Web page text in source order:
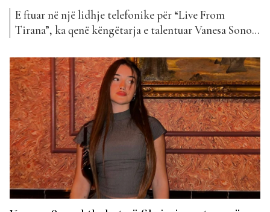
E ftuar në një lidhje telefonike për “Live From
Tirana”, ka qenë këngëtarja e talentuar Vanesa Sono.
mban titullin “Mëshirë” dhe që është po ashtu pjesë e
“The Top List”. Vanesa na ka folur më shumë për
këtë...